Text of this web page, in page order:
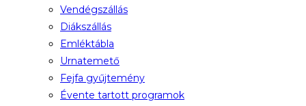
Vendégszállás
Diákszállás
Emléktábla
Urnatemető
Fejfa gyűjtemény
Évente tartott programok